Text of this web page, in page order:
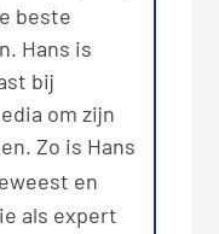
beste
Hans is
bij
om zijn
Zo is Hans
en
als expert